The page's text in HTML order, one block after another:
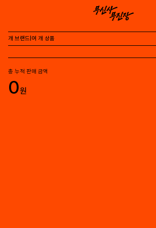
개 브랜드 여 개 상품
총 누적 판매 금액
0원